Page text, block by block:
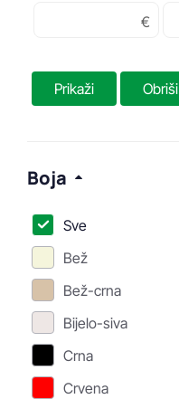
Prikaži Obriši
Boja
Sve
Bež
Bež-crna
Bijelo-siva
Crna
Crvena